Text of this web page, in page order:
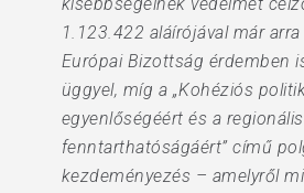
1.123.422 aláírójával már
Európai Bizottság érdemben
üggyel, míg a „Kohéziós
egyenlőségéért és a
fenntarthatóságáért” című
kezdeményezés – amelyről